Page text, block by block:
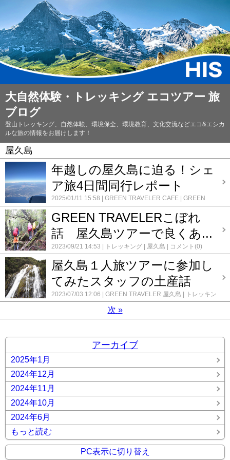
大自然体験・トレッキング エコツアー 旅
ブログ
登山トレッキング、自然体験、環境保全、環境教育、文化交流などエコ&エシカ
ルな旅の情報をお届けします！
屋久島
年越しの屋久島に迫る！シェ
ア旅4日間同行レポート
2025/01/11 15:58 GREEN TRAVELER CAFE
GREEN
TRAVELER 屋久島
屋久島 年末年始 添乗・同行レポート
GREEN TRAVELERこぼれ
話 屋久島ツアーで良くあ...
2023/09/21 14:53 トレッキング 屋久島 コメント(0)
屋久島１人旅ツアーに参加し
てみたスタッフの土産話
2023/07/03 12:06 GREEN TRAVELER 屋久島
トレッキン
グ
屋久島 登山・トレッキング コメント(0)
次 »
アーカイブ
2025年1月
2024年12月
2024年11月
2024年10月
2024年6月
もっと読む
PC表示に切り替え